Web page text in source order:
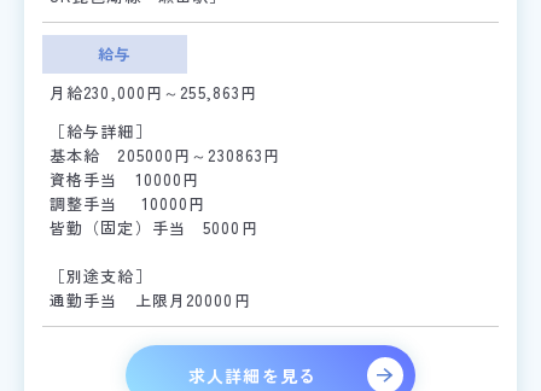
給与
月給230,000円～255,863円
［給与詳細］
基本給 205000円～230863円
資格手当 10000円
調整手当 10000円
皆勤（固定）手当 5000円
［別途支給］
通勤手当 上限月20000円
求人詳細を見る